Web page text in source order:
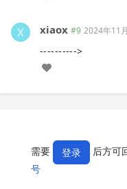
xiaox #9 2024年11
---------->
需要 登录 后方可
号